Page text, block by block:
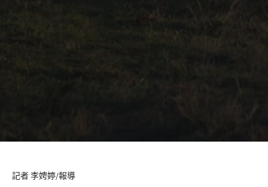
記者 李娉婷/報導